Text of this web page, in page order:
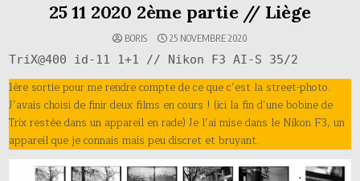
25 11 2020 2ème partie // Liège
BORIS 25 NOVEMBRE 2020
TriX@400 id-11 1+1 // Nikon F3 AI-S 35/2
1ère sortie pour me rendre compte de ce que c’est la street-photo.
J’avais choisi de finir deux films en cours ! (ici la fin d’une bobine de
Trix restée dans un appareil en rade) Je l’ai mise dans le Nikon F3, un
appareil que je connais mais peu discret et bruyant.